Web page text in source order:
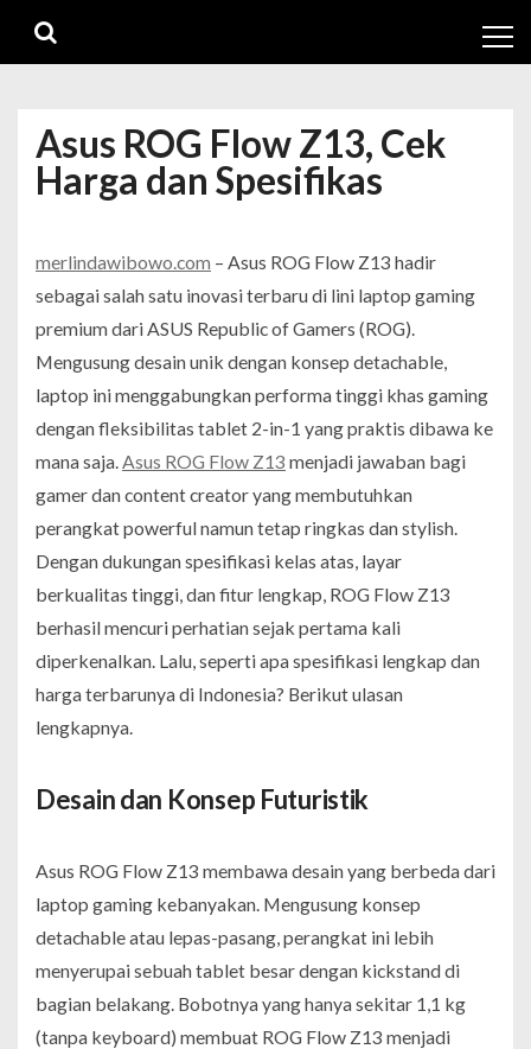
navigation
content
Asus ROG Flow Z13, Cek
Harga dan Spesifikas
merlindawibowo.com – Asus ROG Flow Z13 hadir
sebagai salah satu inovasi terbaru di lini laptop gaming
premium dari ASUS Republic of Gamers (ROG).
Mengusung desain unik dengan konsep detachable,
laptop ini menggabungkan performa tinggi khas gaming
dengan fleksibilitas tablet 2-in-1 yang praktis dibawa ke
mana saja.Asus ROG Flow Z13 menjadi jawaban bagi
gamer dan content creator yang membutuhkan
perangkat powerful namun tetap ringkas dan stylish.
Dengan dukungan spesifikasi kelas atas, layar
berkualitas tinggi, dan fitur lengkap, ROG Flow Z13
berhasil mencuri perhatian sejak pertama kali
diperkenalkan. Lalu, seperti apa spesifikasi lengkap dan
harga terbarunya di Indonesia? Berikut ulasan
lengkapnya.
Desain dan Konsep Futuristik
Asus ROG Flow Z13 membawa desain yang berbeda dari
laptop gaming kebanyakan. Mengusung konsep
detachable atau lepas-pasang, perangkat ini lebih
menyerupai sebuah tablet besar dengan kickstand di
bagian belakang. Bobotnya yang hanya sekitar 1,1 kg
(tanpa keyboard) membuat ROG Flow Z13 menjadi